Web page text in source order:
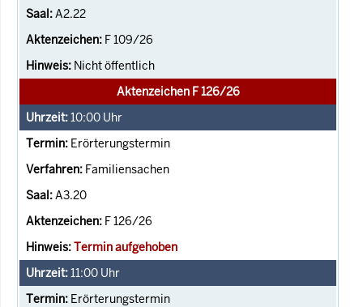
A2.22
F 109/26
Nicht öffentlich
Aktenzeichen F 126/26
10:00 Uhr
Erörterungstermin
Familiensachen
A3.20
F 126/26
Termin aufgehoben
11:00 Uhr
Erörterungstermin